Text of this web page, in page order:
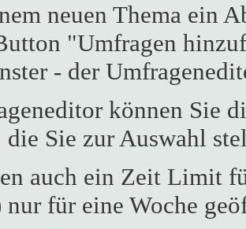
neuen Thema ein
"Umfragen
- der
können Sie
die Sie zur Auswahl
auch ein Zeit Limit
für eine Woche